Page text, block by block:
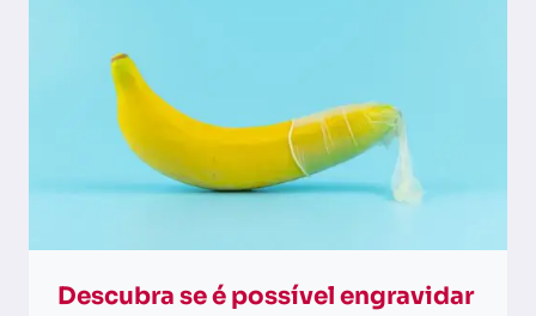
Descubra se é possível engravidar